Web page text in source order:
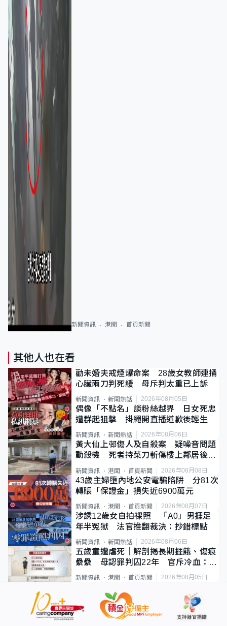
新聞資訊 港聞 首頁新聞
其他人也在看
勸未婚夫戒煙爆命案 28歲女教師連捅
心臟兩刀判死緩 母斥判太重已上訴
新聞資訊 新聞熱話 2026年08月05日
偶像「不點名」談粉絲越界 日女死忠
遭群起狙擊 掛繩開直播道歉後輕生
新聞資訊 新聞熱話 2026年08月06日
黃大仙上邨傷人及自殺案 疑噪音問題
動殺機 死者持菜刀斬傷樓上鄰居後墮
新聞資訊 港聞 首頁新聞 2026年08月08日
43歲主婦墮內地公安電騙陷阱 分81次
轉賬「保證金」損失近6900萬元
新聞資訊 港聞 首頁新聞 2026年08月07日
涉誘12歲女自拍祼照 「A0」男捱足
年半冤獄 法官推翻裁決：抄錯標點
新聞資訊 新聞熱話 2026年08月06日
五歲童遭虐死｜解剖揭長期捱餓、傷痕
纍纍 母認罪判囚22年 官斥冷血：同
類案最惡劣
新聞資訊 港聞 首頁新聞 2026年08月05日